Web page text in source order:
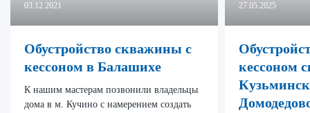
03.12.2021
Обустройство скважины с
кессоном в Балашихе
К нашим мастерам позвонили владельцы
дома в м. Кучино с намерением создать
27.05.2025
кессоном